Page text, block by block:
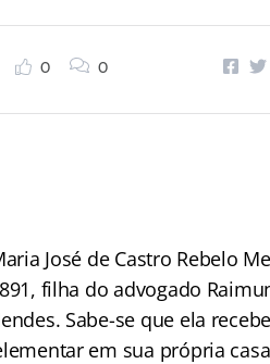
0 0
José de Castro Rebelo
filha do advogado
Sabe-se que ela
em sua própria